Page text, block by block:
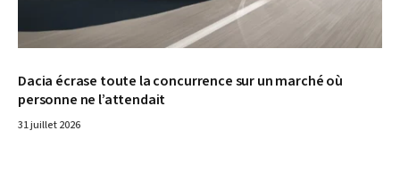
Dacia écrase toute la concurrence sur un marché où
personne ne l’attendait
31 juillet 2026